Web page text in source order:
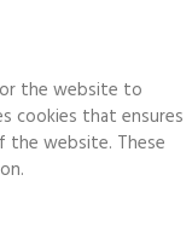
the website to
cookies that ensures
the website. These